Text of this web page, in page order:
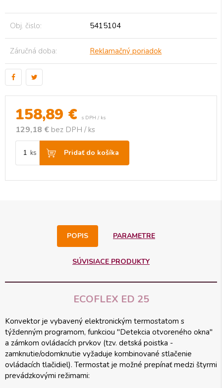
158,89 € s DPH / ks
129,18 € bez DPH / ks
ks Pridať do košíka
Obj. čislo: 5415104
Záručná doba: Reklamačný poriadok
POPIS PARAMETRE
SÚVISIACE PRODUKTY
ECOFLEX ED 25
Konvektor je vybavený elektronickým termostatom s
týždenným programom, funkciou "Detekcia otvoreného okna"
a zámkom ovládacích prvkov (tzv. detská poistka -
zamknutie/odomknutie vyžaduje kombinované stlačenie
ovládacích tlačidiel). Termostat je možné prepínať medzi štyrmi
prevádzkovými režimami: